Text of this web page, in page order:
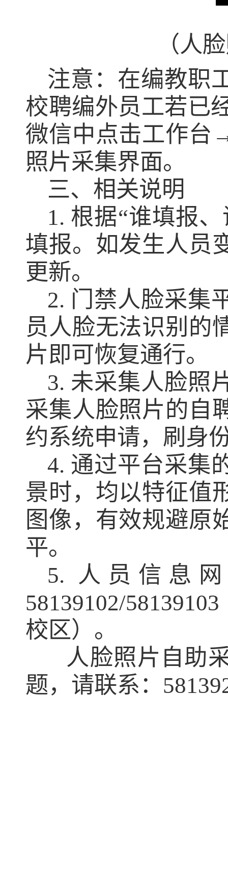
（人
注意：在编教职
校聘编外员工若已
微信中点击工作
照片采集界面。
三、相关说明
1. 根据“谁填报
填报。如发生人员
更新。
2. 门禁人脸采集
员人脸无法识别的
片即可恢复通行。
3. 未采集人脸照
采集人脸照片的自
约系统申请，刷身
4. 通过平台采集
景时，均以特征值
图像，有效规避原
平。
5. 人员信息
58139102/
校区）。
人脸照片自助
题，请联系：